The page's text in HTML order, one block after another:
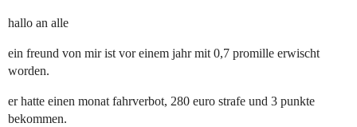
hallo an alle
ein freund von mir ist vor einem jahr mit 0,7 promille erwischt
worden.
er hatte einen monat fahrverbot, 280 euro strafe und 3 punkte
bekommen.